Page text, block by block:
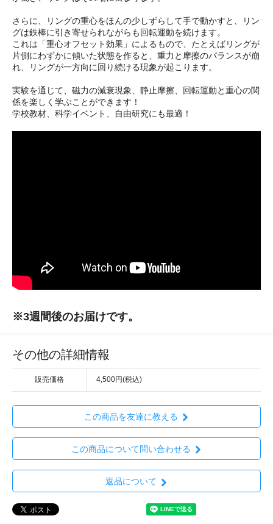
さらに、リングの重心をほんの少しずらして手で動かすと、リン
グは鉄棒に引き寄せられながらも回転運動を続けます。
これは「重心オフセット効果」によるもので、たとえばリングが
片側にわずかに傾いた状態を作ると、重力と摩擦のバランスが崩
れ、リングが一方向に回り続ける現象が起こります。
実験を通じて、磁力の減衰現象、静止摩擦、回転運動と重心の関
係を楽しく学ぶことができます！
学校教材、科学イベント、自由研究にも最適！
※3週間後のお届けです。
その他の詳細情報
販売価格 4,500円(税込)
この商品を友達に教える
この商品について問い合わせる
返品について